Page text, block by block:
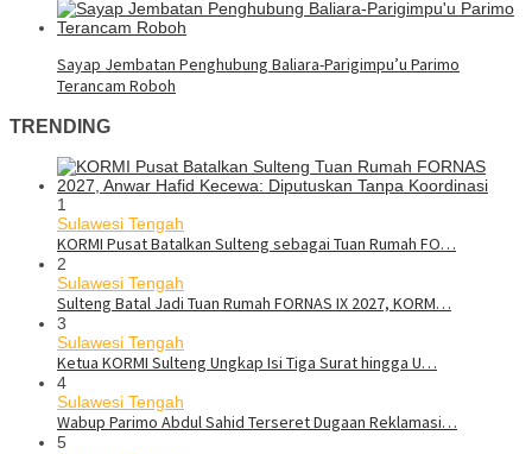
Sayap Jembatan Penghubung Baliara-Parigimpu’u Parimo
Terancam Roboh
TRENDING
1
Sulawesi Tengah
KORMI Pusat Batalkan Sulteng sebagai Tuan Rumah FO…
2
Sulawesi Tengah
Sulteng Batal Jadi Tuan Rumah FORNAS IX 2027, KORM…
3
Sulawesi Tengah
Ketua KORMI Sulteng Ungkap Isi Tiga Surat hingga U…
4
Sulawesi Tengah
Wabup Parimo Abdul Sahid Terseret Dugaan Reklamasi…
5